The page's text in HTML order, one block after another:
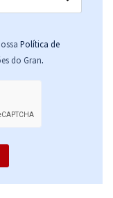
Política de
do Gran.